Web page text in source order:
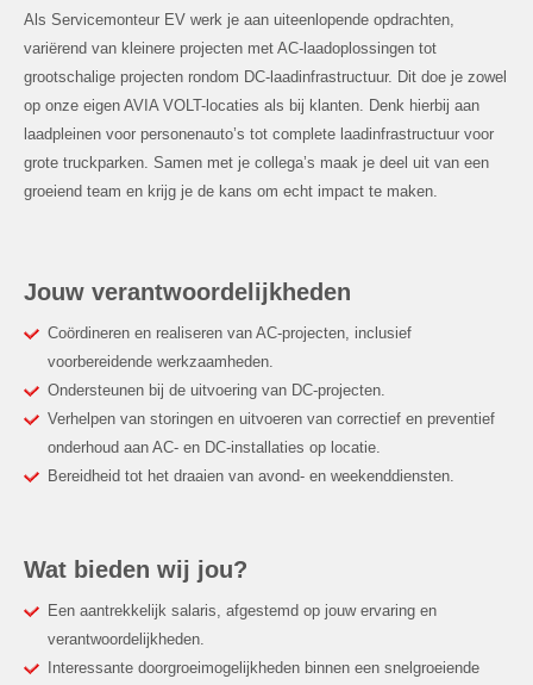
Als Servicemonteur EV werk je aan uiteenlopende opdrachten,
variërend van kleinere projecten met AC-laadoplossingen tot
grootschalige projecten rondom DC-laadinfrastructuur. Dit doe je zowel
op onze eigen AVIA VOLT-locaties als bij klanten. Denk hierbij aan
laadpleinen voor personenauto’s tot complete laadinfrastructuur voor
grote truckparken. Samen met je collega’s maak je deel uit van een
groeiend team en krijg je de kans om echt impact te maken.
Jouw verantwoordelijkheden
Coördineren en realiseren van AC-projecten, inclusief
voorbereidende werkzaamheden.
Ondersteunen bij de uitvoering van DC-projecten.
Verhelpen van storingen en uitvoeren van correctief en preventief
onderhoud aan AC- en DC-installaties op locatie.
Bereidheid tot het draaien van avond- en weekenddiensten.
Wat bieden wij jou?
Een aantrekkelijk salaris, afgestemd op jouw ervaring en
verantwoordelijkheden.
Interessante doorgroeimogelijkheden binnen een snelgroeiende